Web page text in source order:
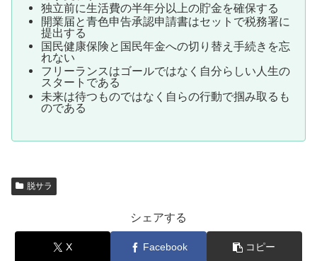
独立前に生活費の半年分以上の貯金を確保する
開業届と青色申告承認申請書はセットで税務署に
提出する
国民健康保険と国民年金への切り替え手続きを忘
れない
フリーランスはゴールではなく自分らしい人生の
スタートである
未来は待つものではなく自らの行動で掴み取るも
のである
脱サラ
シェアする
X Facebook コピー